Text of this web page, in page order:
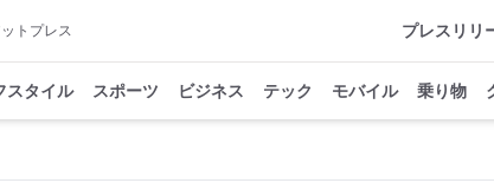
トプレス プレスリリ
スタイル スポーツ ビジネス テック モバイル 乗り物